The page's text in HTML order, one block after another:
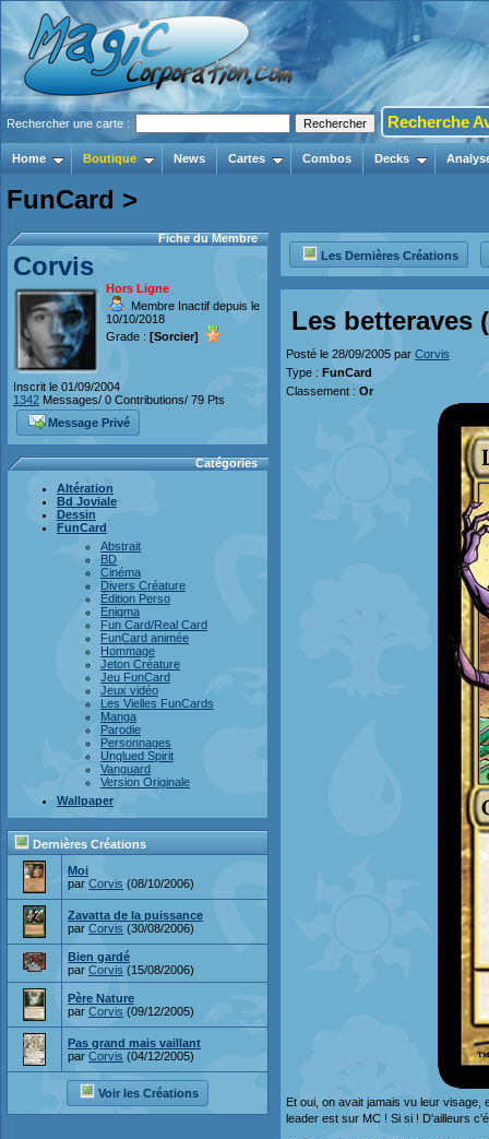
Rechercher une carte : Recherche
Home Boutique News Cartes Combos Decks
FunCard >
Fiche du Membre
Corvis
Hors Ligne
Membre Inactif depuis le
10/10/2018
Grade : [Sorcier]
Inscrit le 01/09/2004
1342 Messages/ 0 Contributions/ 79 Pts
Message Privé
Catégories
Altération
Bd Joviale
Dessin
FunCard
Abstrait
BD
Cinéma
Divers Créature
Édition Perso
Enigma
Fun Card/Real Card
FunCard animée
Hommage
Jeton Créature
Jeu FunCard
Jeux vidéo
Les Vielles FunCards
Manga
Parodie
Personnages
Unglued Spirit
Vanguard
Version Originale
Wallpaper
Dernières Créations
Moi
par Corvis (08/10/2006)
Zavatta de la puissance
par Corvis (30/08/2006)
Bien gardé
par Corvis (15/08/2006)
Père Nature
par Corvis (09/12/2005)
Pas grand mais vaillant
par Corvis (04/12/2005)
Voir les Créations
Les Dernières Créations
Les betteraves
Posté le 28/09/2005 par Corvis
Type : FunCard
Classement : Or
Et oui, on avait jamais vu leur
leader est sur MC ! Si si ! D'ailleurs